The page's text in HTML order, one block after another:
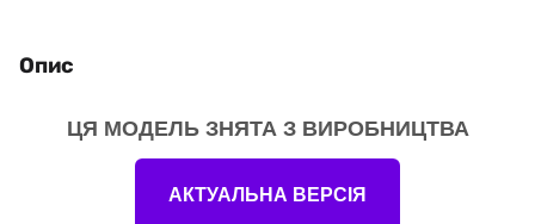
Опис
ЦЯ МОДЕЛЬ ЗНЯТА З ВИРОБНИЦТВА
АКТУАЛЬНА ВЕРСІЯ